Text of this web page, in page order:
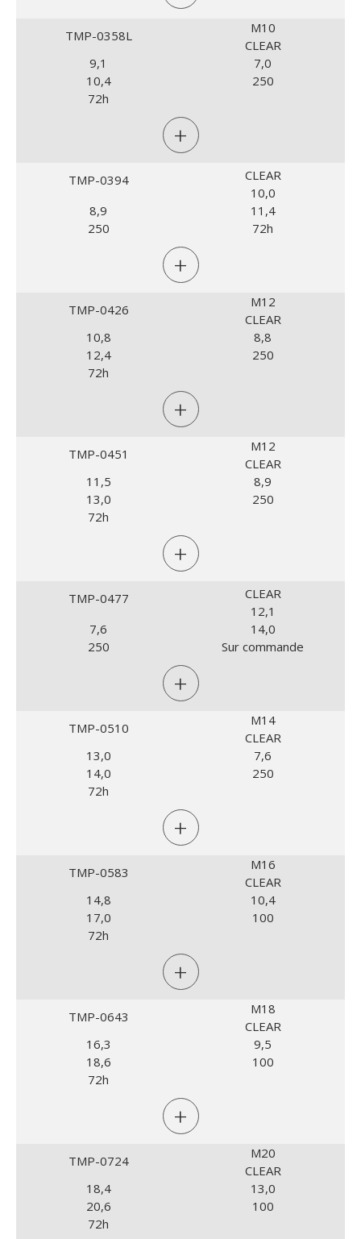
TMP-0358L
M10
CLEAR
9,1
7,0
10,4
250
72h
+
TMP-0394
CLEAR
10,0
8,9
11,4
250
72h
+
TMP-0426
M12
CLEAR
10,8
8,8
12,4
250
72h
+
TMP-0451
M12
CLEAR
11,5
8,9
13,0
250
72h
+
TMP-0477
CLEAR
12,1
7,6
14,0
250
Sur commande
+
TMP-0510
M14
CLEAR
13,0
7,6
14,0
250
72h
+
TMP-0583
M16
CLEAR
14,8
10,4
17,0
100
72h
+
TMP-0643
M18
CLEAR
16,3
9,5
18,6
100
72h
+
TMP-0724
M20
CLEAR
18,4
13,0
20,6
100
72h